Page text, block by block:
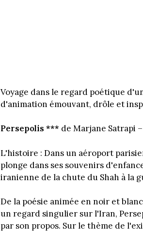
Voyage dans le regard poétique
d'animation émouvant, drôle et
Persepolis *** de Marjane Satrapi –
L'histoire : Dans un aéroport
plonge dans ses souvenirs
iranienne de la chute du Shah à la
De la poésie animée en noir et
un regard singulier sur l'Iran,
par son propos. Sur le thème de